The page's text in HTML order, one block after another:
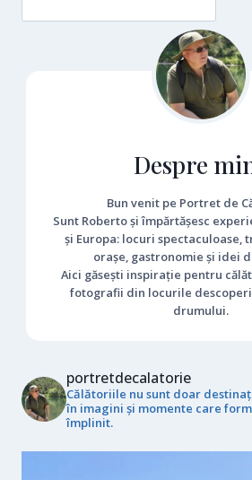
Despre
Bun venit pe Portret de
Sunt Roberto și împărtășesc
și Europa: locuri spectaculoase,
orașe, gastronomie și idei
Aici găsești inspirație pentru
fotografii din locurile
drumului.
portretdecalatorie
Călătoriile nu sunt doar
în imagini și momente care
împlinit.